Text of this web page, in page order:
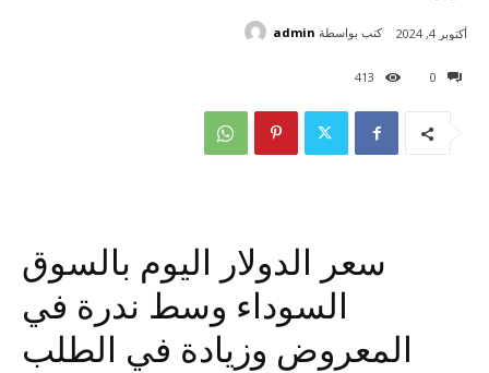
0
413
أكتوبر 4, 2024 كتب بواسطة admin
سعر الدولار اليوم بالسوق
السوداء وسط ندرة في
المعروض وزيادة في الطلب